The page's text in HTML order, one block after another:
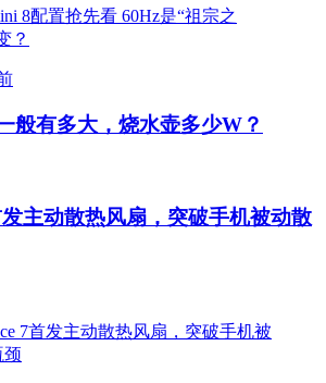
般有多大，烧水壶多少W？
主动散热风扇，突破手机被动散